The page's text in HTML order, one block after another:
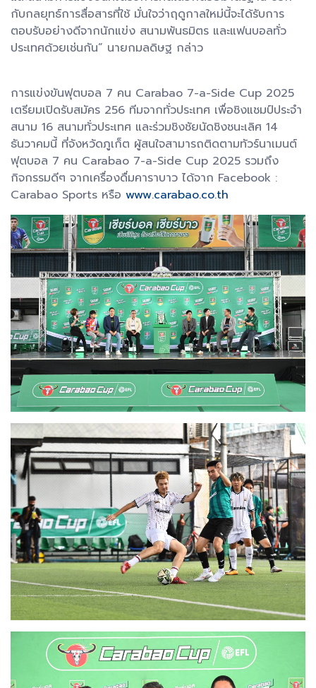
กับกลยุทธ์การสื่อสารที่ใช้ มั่นใจว่าฤดูกาลใหม่นี้จะได้รับการ
ตอบรับอย่างดีจากนักแข่ง สนามพันธมิตร และแฟนบอลทั่ว
ประเทศด้วยเช่นกัน” นายกมลดิษฐ กล่าว
การแข่งขันฟุตบอล 7 คน Carabao 7-a-Side Cup 2025
เตรียมเปิดรับสมัคร 256 ทีมจากทั่วประเทศ เพื่อชิงแชมป์ประจำ
สนาม 16 สนามทั่วประเทศ และร่วมชิงชัยนัดชิงชนะเลิศ 14
ธันวาคมนี้ ที่จังหวัดภูเก็ต ผู้สนใจสามารถติดตามทัวร์นาเมนต์
ฟุตบอล 7 คน Carabao 7-a-Side Cup 2025 รวมถึง
กิจกรรมดีๆ จากเครื่องดื่มคาราบาว ได้จาก Facebook :
Carabao Sports หรือ www.carabao.co.th